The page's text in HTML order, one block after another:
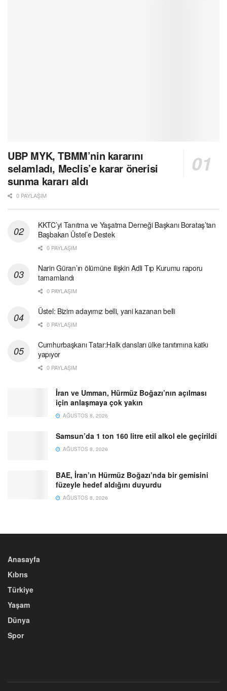
UBP MYK, TBMM’nin kararını
selamladı, Meclis’e karar önerisi
sunma kararı aldı
0 PAYLAŞIM
KKTC’yi Tanıtma ve Yaşatma Derneği Başkanı Borataş’tan
Başbakan Üstel’e Destek
0 PAYLAŞIM
Narin Güran’ın ölümüne ilişkin Adli Tıp Kurumu raporu
tamamlandı
0 PAYLAŞIM
Üstel: Bizim adayımız belli, yani kazanan belli
0 PAYLAŞIM
Cumhurbaşkanı Tatar:Halk dansları ülke tanıtımına katkı
yapıyor
0 PAYLAŞIM
İran ve Umman, Hürmüz Boğazı’nın açılması
için anlaşmaya çok yakın
AĞUSTOS 8, 2026
Samsun’da 1 ton 160 litre etil alkol ele geçirildi
AĞUSTOS 8, 2026
BAE, İran’ın Hürmüz Boğazı’nda bir gemisini
füzeyle hedef aldığını duyurdu
AĞUSTOS 8, 2026
Anasayfa
Kıbrıs
Türkiye
Yaşam
Dünya
Spor